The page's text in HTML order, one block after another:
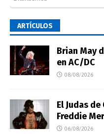
ARTÍCULOS
Brian May
en AC/DC
08/08/2026
El Judas
Freddie
06/08/2026